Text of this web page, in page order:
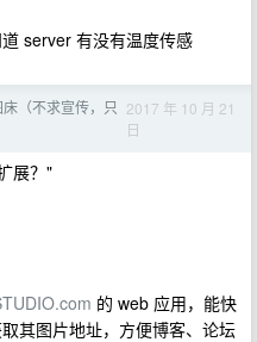
server 有没有温度传感
（不求宣传，只 2017 年 10 月 21
日
展？"
的 web 应用，能快
其图片地址，方便博客、论坛